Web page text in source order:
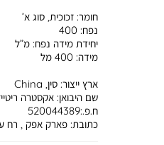
חומר:זכוכית, סוג א’
נפח: 400
יחידת מידה נפח:מ”ל
מידה: 400 מל
ארץ ייצור:סין, China
שם היבואן:אקסטרה
ח.פ.:520044389
כתובת:פארק אפק , רח עמל, 2